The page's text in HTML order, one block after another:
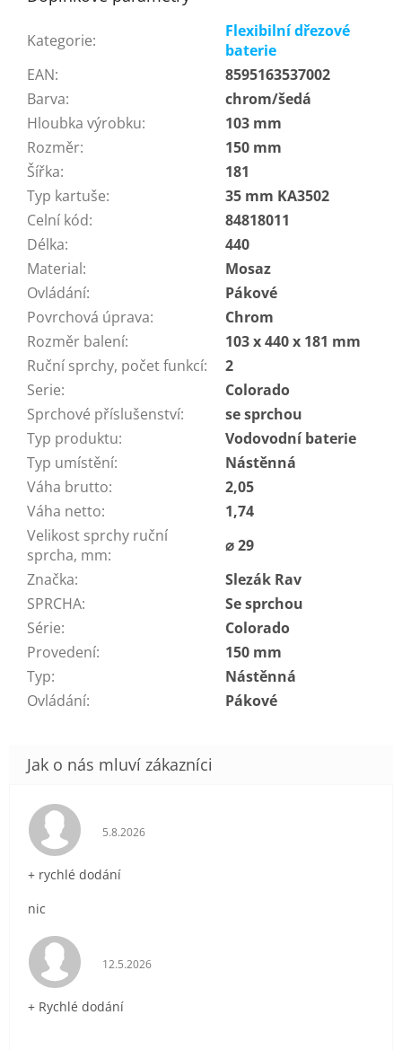
Kategorie:
Flexibilní dřezové
baterie
EAN:
8595163537002
Barva:
chrom/šedá
Hloubka výrobku:
103 mm
Rozměr:
150 mm
Šířka:
181
Typ kartuše:
35 mm KA3502
Celní kód:
84818011
Délka:
440
Material:
Mosaz
Ovládání:
Pákové
Povrchová úprava:
Chrom
Rozměr balení:
103 x 440 x 181 mm
Ruční sprchy, počet funkcí:
2
Serie:
Colorado
Sprchové příslušenství:
se sprchou
Typ produktu:
Vodovodní baterie
Typ umístění:
Nástěnná
Váha brutto:
2,05
Váha netto:
1,74
Velikost sprchy ruční
sprcha, mm:
⌀ 29
Značka:
Slezák Rav
SPRCHA:
Se sprchou
Série:
Colorado
Provedení:
150 mm
Typ:
Nástěnná
Ovládání: Pákové
Hodnocení obchodu je 5 z 5 hvězdiček.
5.8.2026
+ rychlé dodání
nic
Hodnocení obchodu je 5 z 5 hvězdiček.
12.5.2026
+ Rychlé dodání